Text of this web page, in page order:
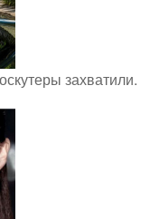
захватили.